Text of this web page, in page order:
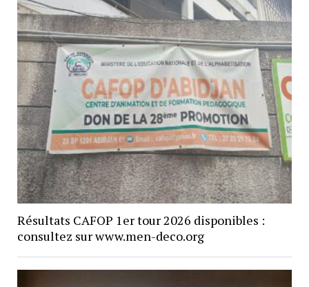
Résultats CAFOP 1er tour 2026 disponibles :
consultez sur www.men-deco.org